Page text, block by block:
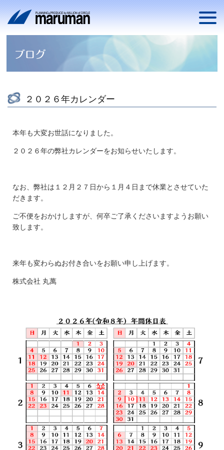
２０２６年カレンダー
本年も大変お世話になりました。
２０２６年の弊社カレンダーをお知らせいたします。
なお、弊社は１２月２７日から１月４日まで休業とさせていた
だきます。
ご不便をおかけしますが、何卒ご了承くださいますようお願い
致します。
来年も変わらぬお付き合いをお願い申し上げます。
株式会社 丸萬